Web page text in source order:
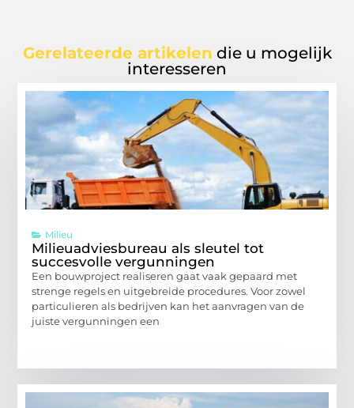
Gerelateerde artikelen die u mogelijk
interesseren
Milieu
Milieuadviesbureau als sleutel tot
succesvolle vergunningen
Een bouwproject realiseren gaat vaak gepaard met
strenge regels en uitgebreide procedures. Voor zowel
particulieren als bedrijven kan het aanvragen van de
juiste vergunningen een